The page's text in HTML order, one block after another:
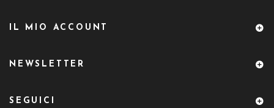
IL MIO ACCOUNT
NEWSLETTER
SEGUICI